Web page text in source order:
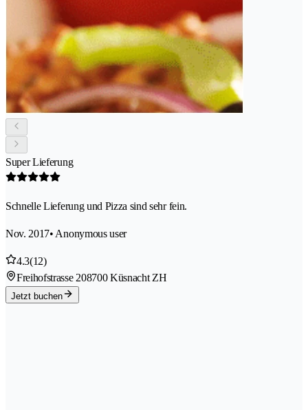
Super Lieferung
Schnelle Lieferung und Pizza sind sehr fein.
Nov. 2017• Anonymous user
4.3(12)
Freihofstrasse 208700 Küsnacht ZH
Jetzt buchen